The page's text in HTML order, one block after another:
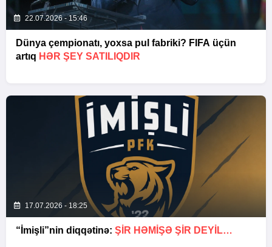
22.07.2026 - 15:46
Dünya çempionatı, yoxsa pul fabriki? FIFA üçün
artıq HƏR ŞEY SATILIQDIR
17.07.2026 - 18:25
“İmişli”nin diqqətinə: ŞIR HƏMIŞƏ ŞIR DEYIL…